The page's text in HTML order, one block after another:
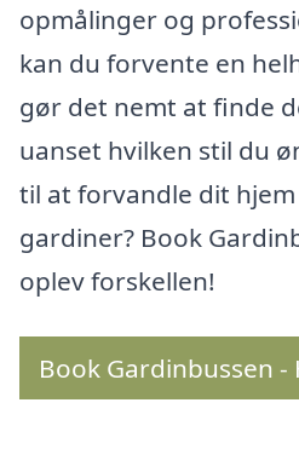
opmålinger og
kan du forvente en
gør det nemt at finde
uanset hvilken stil du
til at forvandle dit
gardiner? Book
oplev forskellen!
Book Gardinbussen -